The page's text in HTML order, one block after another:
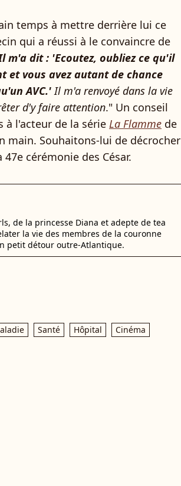
temps à mettre derrière lui ce
qui a réussi à le convaincre de
m'a dit : 'Ecoutez, oubliez ce qu'il
et vous avez autant de chance
AVC.'Il m'a renvoyé dans la vie
d'y faire attention." Un conseil
à l'acteur de la série La Flamme de
main. Souhaitons-lui de décrocher
cérémonie des César.
de la princesse Diana et adepte de tea
la vie des membres de la couronne
petit détour outre-Atlantique.
Santé Hôpital Cinéma